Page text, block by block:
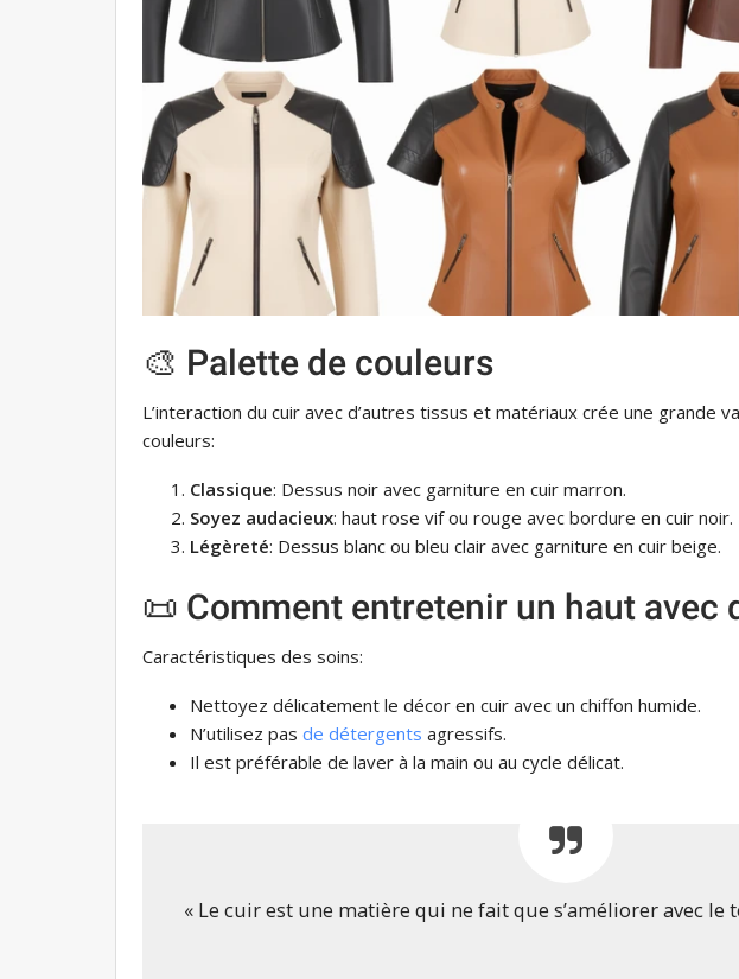
🎨 Palette de couleurs
L’interaction du cuir avec d’autres tissus et matériaux crée une grande
couleurs:
Classique: Dessus noir avec garniture en cuir marron.
Soyez audacieux: haut rose vif ou rouge avec bordure en cuir noir.
Légèreté: Dessus blanc ou bleu clair avec garniture en cuir beige.
📜 Comment entretenir un haut avec
Caractéristiques des soins:
Nettoyez délicatement le décor en cuir avec un chiffon humide.
N’utilisez pas de détergents agressifs.
Il est préférable de laver à la main ou au cycle délicat.
« Le cuir est une matière qui ne fait que s’améliorer avec le